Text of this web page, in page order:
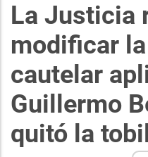
La Justicia
modificar
cautelar
Guillermo
quitó la